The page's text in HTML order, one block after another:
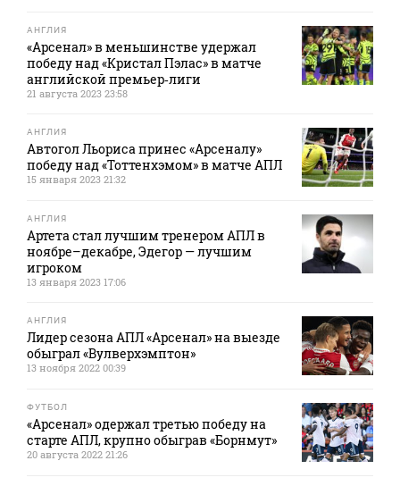
АНГЛИЯ
«Арсенал» в меньшинстве удержал
победу над «Кристал Пэлас» в матче
английской премьер‑лиги
21 августа 2023 23:58
АНГЛИЯ
Автогол Льориса принес «Арсеналу»
победу над «Тоттенхэмом» в матче АПЛ
15 января 2023 21:32
АНГЛИЯ
Артета стал лучшим тренером АПЛ в
ноябре–декабре, Эдегор — лучшим
игроком
13 января 2023 17:06
АНГЛИЯ
Лидер сезона АПЛ «Арсенал» на выезде
обыграл «Вулверхэмптон»
13 ноября 2022 00:39
ФУТБОЛ
«Арсенал» одержал третью победу на
старте АПЛ, крупно обыграв «Борнмут»
20 августа 2022 21:26